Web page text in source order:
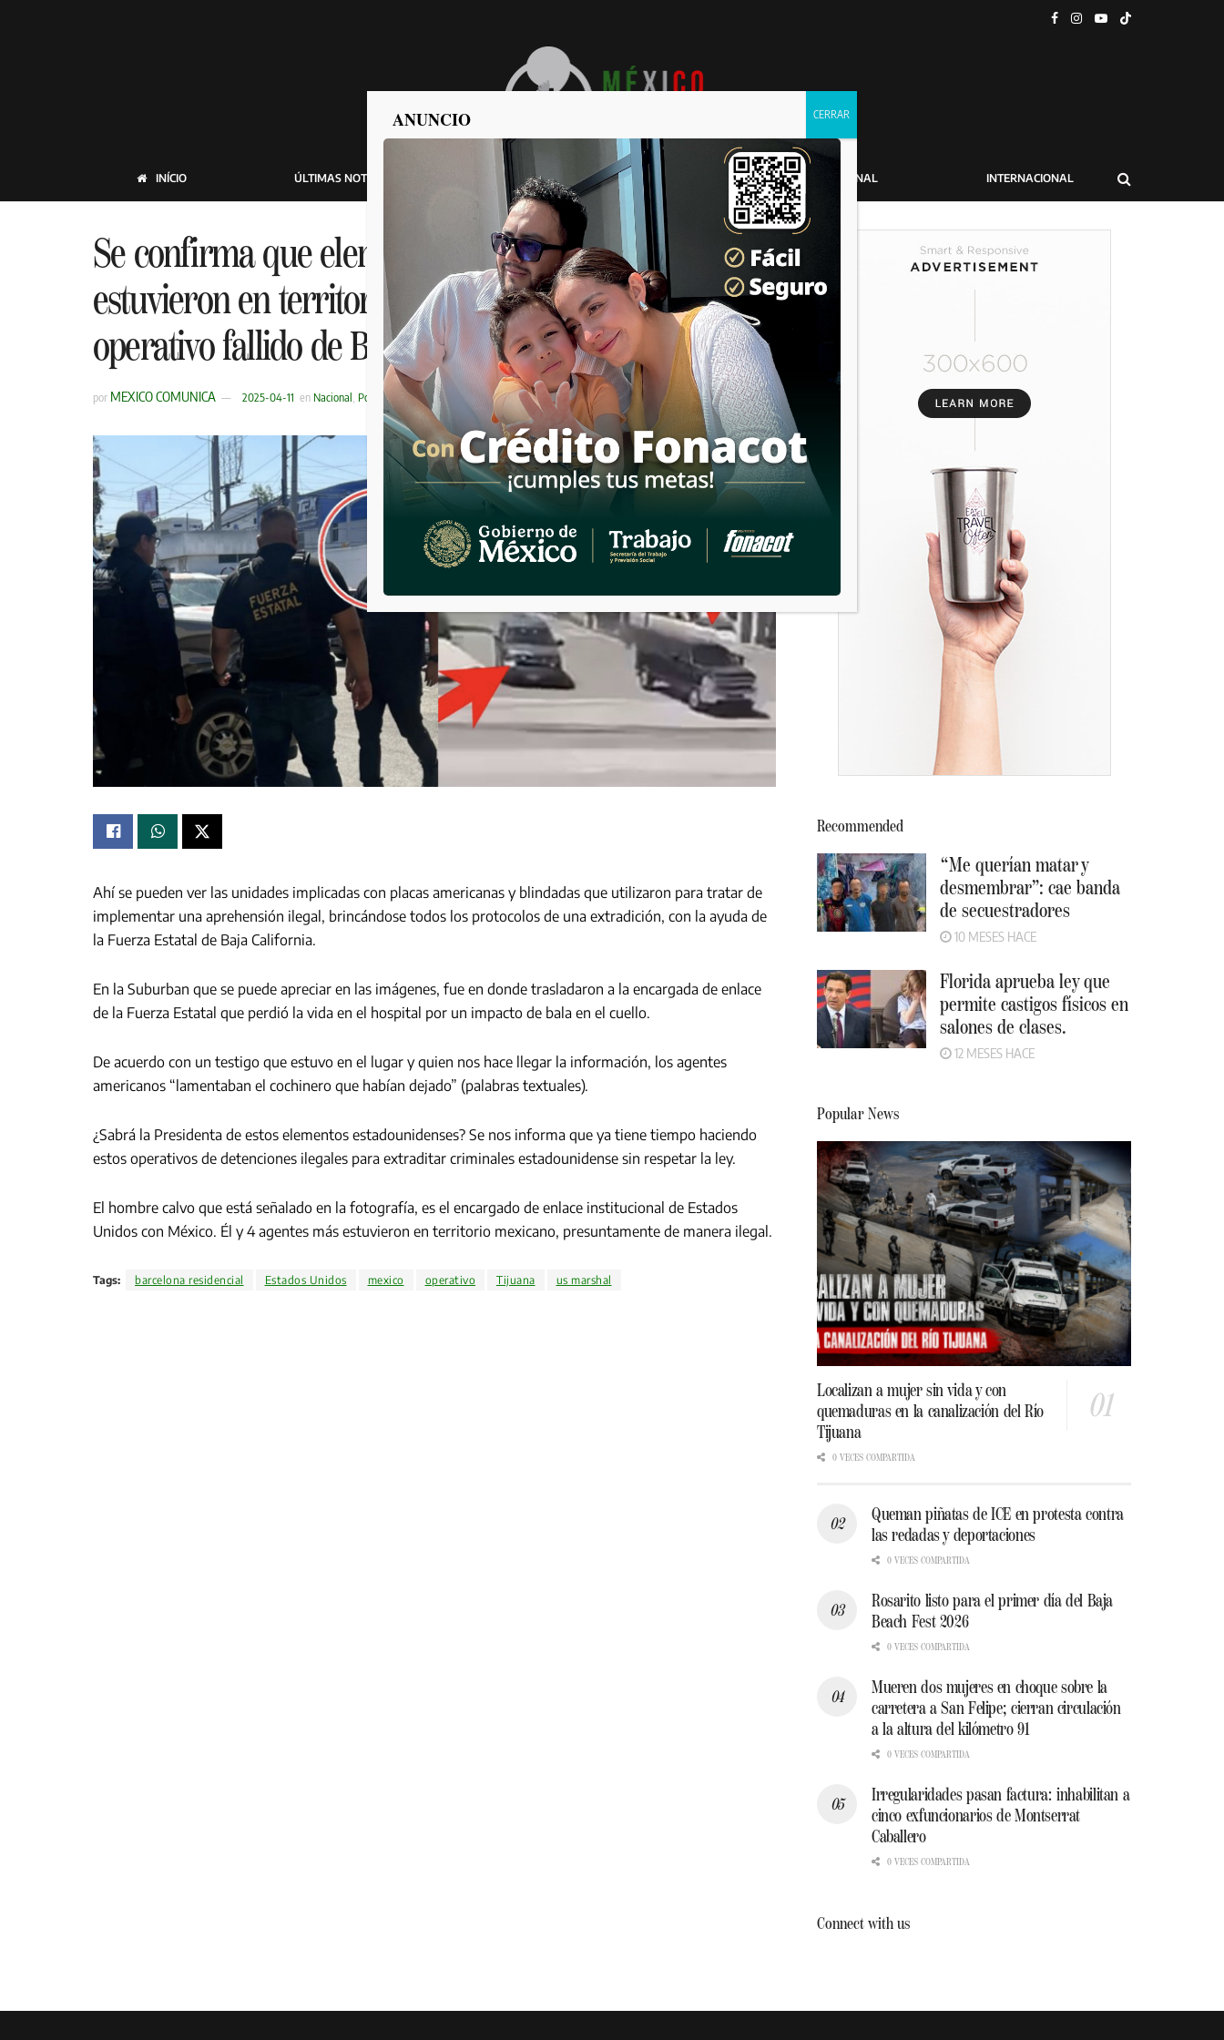
INÍCIO ÚLTIMAS NOTICIAS POLÍTICA POLICIACA NACIONAL INTERNACIONAL
Se confirma que elementos de Estados Unidos
estuvieron en territorio mexicano durante el
operativo fallido de Barcelona Residencial.
por MEXICO COMUNICA 2025-04-11 en Nacional Policiaca Últimas Noticias
Ahí se pueden ver las unidades implicadas con placas americanas y blindadas que utilizaron para tratar de
implementar una aprehensión ilegal, brincándose todos los protocolos de una extradición, con la ayuda de
la Fuerza Estatal de Baja California.
En la Suburban que se puede apreciar en las imágenes, fue en donde trasladaron a la encargada de enlace
de la Fuerza Estatal que perdió la vida en el hospital por un impacto de bala en el cuello.
De acuerdo con un testigo que estuvo en el lugar y quien nos hace llegar la información, los agentes
americanos “lamentaban el cochinero que habían dejado” (palabras textuales).
¿Sabrá la Presidenta de estos elementos estadounidenses? Se nos informa que ya tiene tiempo haciendo
estos operativos de detenciones ilegales para extraditar criminales estadounidense sin respetar la ley.
El hombre calvo que está señalado en la fotografía, es el encargado de enlace institucional de Estados
Unidos con México. Él y 4 agentes más estuvieron en territorio mexicano, presuntamente de manera ilegal.
Tags: barcelona residencial Estados Unidos mexico operativo Tijuana us marshal
Recommended
“Me querían matar y
desmembrar”: cae banda
de secuestradores
10 MESES HACE
Florida aprueba ley que
permite castigos físicos en
salones de clases.
12 MESES HACE
Popular News
Localizan a mujer sin vida y con
quemaduras en la canalización del Río
Tijuana
0 VECES COMPARTIDA
Queman piñatas de ICE en protesta contra
las redadas y deportaciones
0 VECES COMPARTIDA
Rosarito listo para el primer día del Baja
Beach Fest 2026
0 VECES COMPARTIDA
Mueren dos mujeres en choque sobre la
carretera a San Felipe; cierran circulación
a la altura del kilómetro 91
0 VECES COMPARTIDA
Irregularidades pasan factura: inhabilitan a
cinco exfuncionarios de Montserrat
Caballero
0 VECES COMPARTIDA
Connect with us
ANUNCIO